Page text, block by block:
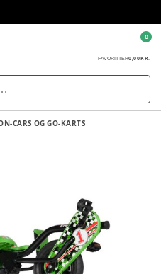
FAVORITTER0,00 KR.
0
CARS OG GO-KARTS